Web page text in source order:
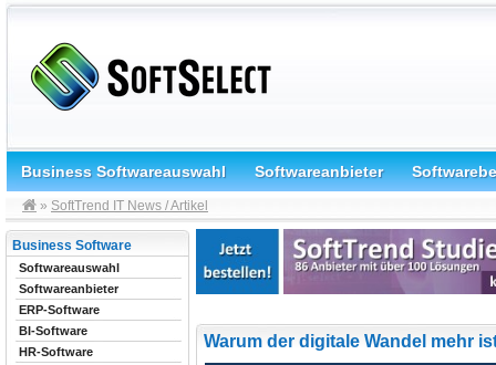
Business Softwareauswahl Softwareanbieter
» SoftTrend IT News / Artikel
Warum der digitale Wandel mehr
Business Software
Softwareauswahl
Softwareanbieter
ERP-Software
BI-Software
HR-Software